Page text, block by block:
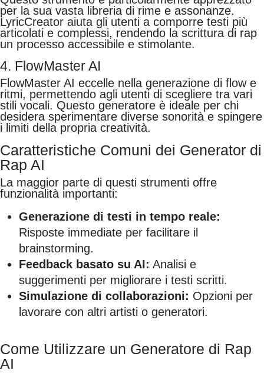
per la sua vasta libreria di rime e assonanze.
LyricCreator aiuta gli utenti a comporre testi più
articolati e complessi, rendendo la scrittura di rap
un processo accessibile e stimolante.
4. FlowMaster AI
FlowMaster AI eccelle nella generazione di flow e
ritmi, permettendo agli utenti di scegliere tra vari
stili vocali. Questo generatore è ideale per chi
desidera sperimentare diverse sonorità e spingere
i limiti della propria creatività.
Caratteristiche Comuni dei Generator di
Rap AI
La maggior parte di questi strumenti offre
funzionalità importanti:
Generazione di testi in tempo reale:
Risposte immediate per facilitare il
brainstorming.
Feedback basato su AI: Analisi e
suggerimenti per migliorare i testi scritti.
Simulazione di collaborazioni: Opzioni per
lavorare con altri artisti o generatori.
Come Utilizzare un Generatore di Rap
AI